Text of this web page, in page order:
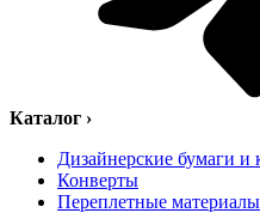
Каталог ›
Дизайнерские бумаги и
Конверты
Переплетные материалы